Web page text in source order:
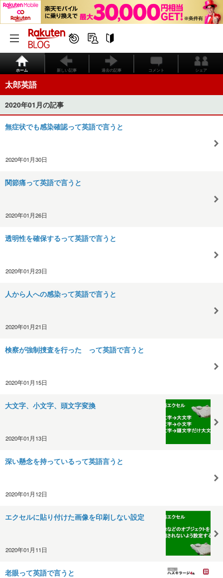
ホーム 新しい記事 過去の記事 コメント シェア
太郎英語
2020年01月の記事
無症状でも感染確認って英語で言うと
2020年01月30日
関節痛って英語で言うと
2020年01月26日
透明性を確保するって英語で言うと
2020年01月23日
人から人への感染って英語で言うと
2020年01月21日
検察が強制捜査を行った って英語で言うと
2020年01月15日
大文字、小文字、頭文字変換
2020年01月13日
深い懸念を持っているって英語言うと
2020年01月12日
エクセルに貼り付けた画像を印刷しない設定
2020年01月11日
老眼って英語で言うと